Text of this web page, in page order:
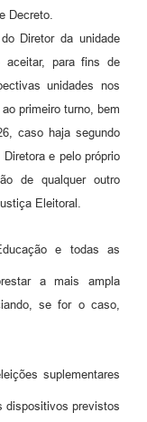
Decreto.
Diretor da unidade
aceitar, para fins de
unidades nos
primeiro turno, bem
caso haja segundo
e pelo próprio
de qualquer outro
Eleitoral.
e todas as
a mais ampla
se for o caso,
suplementares
dispositivos previstos